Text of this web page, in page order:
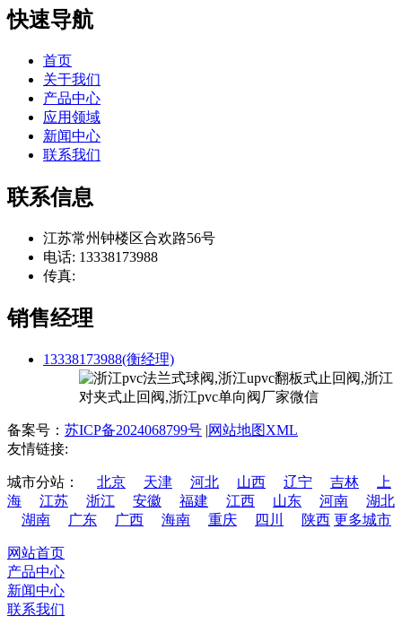
快速导航
首页
关于我们
产品中心
应用领域
新闻中心
联系我们
联系信息
江苏常州钟楼区合欢路56号
电话: 13338173988
传真:
销售经理
13338173988(衡经理)
备案号： 苏ICP备2024068799号 |网站地图XML
友情链接:
城市分站： 北京 天津 河北 山西 辽宁 吉林
上
海
江苏 浙江 安徽 福建 江西 山东 河南
湖北
湖南
广东 广西 海南 重庆 四川 陕西 更多城市
网站首页
产品中心
新闻中心
联系我们